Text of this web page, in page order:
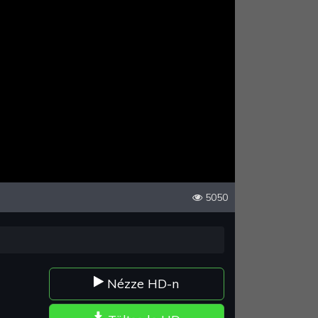
5050
Nézze HD-n